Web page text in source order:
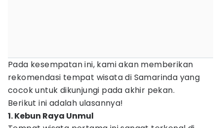
Pada kesempatan ini, kami akan memberikan
rekomendasi tempat wisata di Samarinda yang
cocok untuk dikunjungi pada akhir pekan.
Berikut ini adalah ulasannya!
1. Kebun Raya Unmul